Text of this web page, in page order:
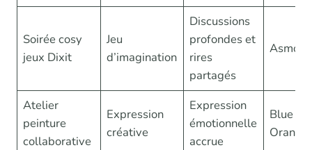
Soirée cosy
jeux Dixit
Jeu
d’imagination
Discussions
profondes et
rires
partagés
Atelier
peinture
collaborative
Expression
créative
Expression
émotionnelle
accrue
Blue
Orange